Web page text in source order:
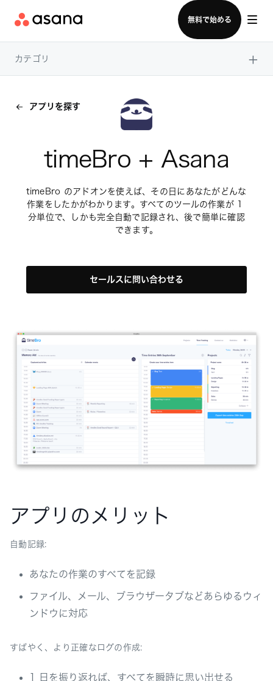
無料で始める
セールスチームに問い合わせる
カテゴリ ×
アプリを探す
timeBro + Asana
timeBro のアドオンを使えば、その日にあなたがどんな
作業をしたかがわかります。すべてのツールの作業が 1
分単位で、しかも完全自動で記録され、後で簡単に確認
できます。
セールスに問い合わせる
アプリのメリット
自動記録:
あなたの作業のすべてを記録
ファイル、メール、ブラウザータブなどあらゆるウィ
ンドウに対応
すばやく、より正確なログの作成:
1 日を振り返れば、すべてを瞬時に思い出せる